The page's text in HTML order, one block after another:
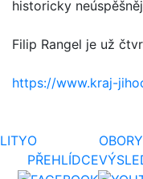
historicky
Filip Rangel je už
https://www.kraj-
O
PŘEHLÍDCE